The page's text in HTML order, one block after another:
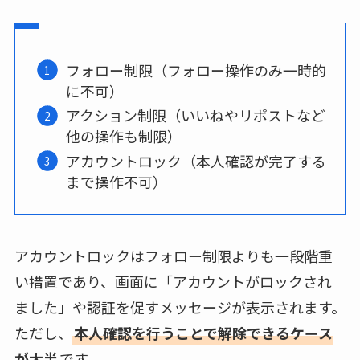
フォロー制限（フォロー操作のみ一時的
に不可）
アクション制限（いいねやリポストなど
他の操作も制限）
アカウントロック（本人確認が完了する
まで操作不可）
アカウントロックはフォロー制限よりも一段階重
い措置であり、画面に「アカウントがロックされ
ました」や認証を促すメッセージが表示されます。
ただし、 本人確認を行うことで解除できるケース